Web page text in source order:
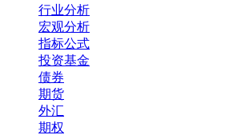
行业分析
宏观分析
指标公式
投资基金
债券
期货
外汇
期权